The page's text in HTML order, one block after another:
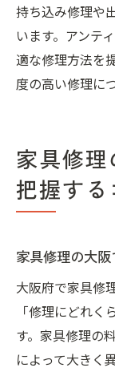
持ち込み修理や
います。アンテ
適な修理方法を
度の高い修理に
家具修
把握する
家具修理の大
大阪府で家具修
「修理にどれ
す。家具修理の
によって大きく